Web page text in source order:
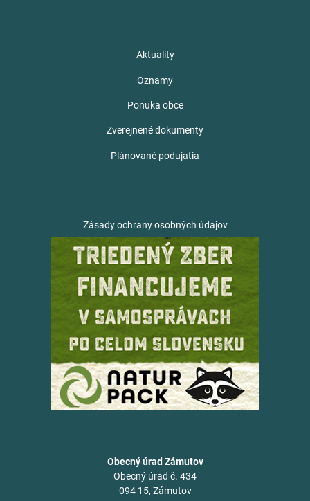
Aktuality
Oznamy
Ponuka obce
Zverejnené dokumenty
Plánované podujatia
Zásady ochrany osobných údajov
Obecný úrad Zámutov
Obecný úrad č. 434
094 15, Zámutov